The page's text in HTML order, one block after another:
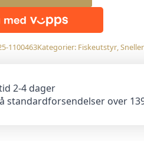
1100463Kategorier: Fiskeutstyr,Sneller
2-4 dager
standardforsendelser over